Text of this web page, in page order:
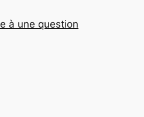
à une question